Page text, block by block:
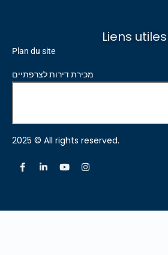
Liens utiles
Plan du site
מכירת דירות לצרפתיים
2025 © All rights reserved.